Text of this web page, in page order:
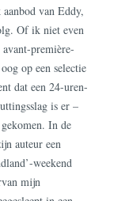
van Eddy,
Of ik niet even
première-
op een selectie
dat een 24-uren-
is er –
In de
auteur een
weekend
mijn